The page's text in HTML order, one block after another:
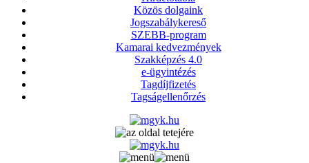
Közös dolgaink
Jogszabálykereső
SZEBB-program
Kamarai kedvezmények
Szakképzés 4.0
e-ügyintézés
Tagdíjfizetés
Tagságellenőrzés